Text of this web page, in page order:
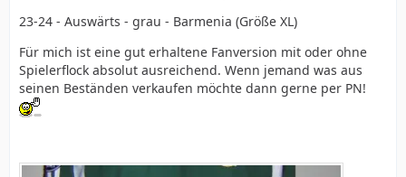
23-24 - Auswärts - grau - Barmenia (Größe XL)
Für mich ist eine gut erhaltene Fanversion mit oder ohne
Spielerflock absolut ausreichend. Wenn jemand was aus
seinen Beständen verkaufen möchte dann gerne per PN!